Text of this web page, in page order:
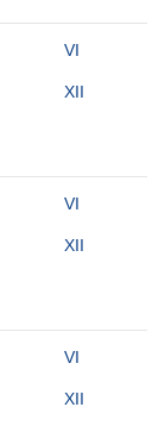
VI
XII
VI
XII
VI
XII